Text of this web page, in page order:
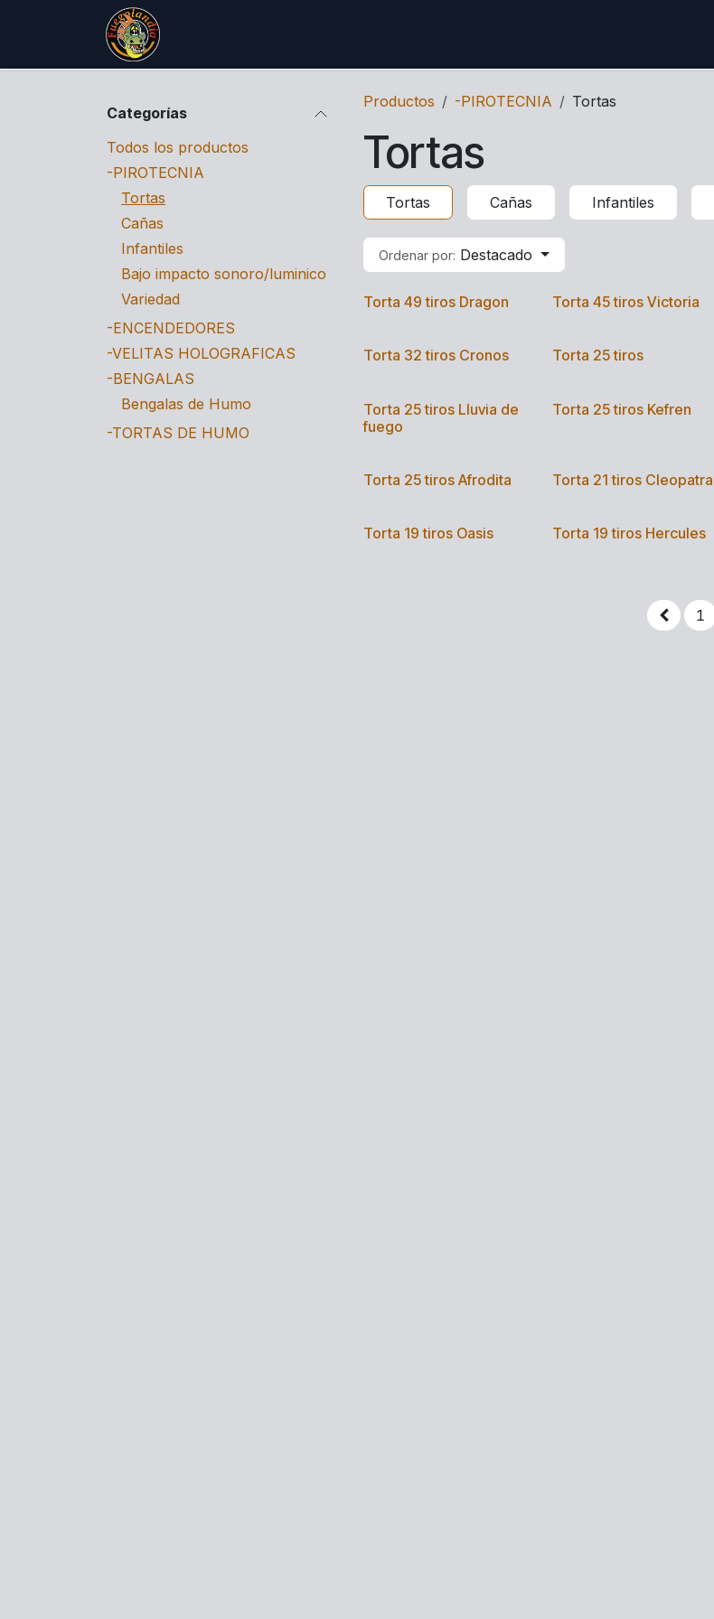
Categorías
Todos los productos
-PIROTECNIA
Tortas
Cañas
Infantiles
Bajo impacto sonoro/luminico
Variedad
-ENCENDEDORES
-VELITAS HOLOGRAFICAS
-BENGALAS
Bengalas de Humo
-TORTAS DE HUMO
Productos -PIROTECNIA Tortas
Tortas
Tortas Cañas Infantiles
Ordenar por: Destacado
Torta 49 tiros Dragon Torta 45 tiros Victoria
Torta 32 tiros Cronos Torta 25 tiros
Torta 25 tiros Lluvia de
fuego
Torta 25 tiros Kefren
Torta 25 tiros Afrodita Torta 21 tiros Cleopatra
Torta 19 tiros Oasis Torta 19 tiros Hercules
1